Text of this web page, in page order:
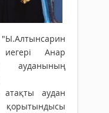
"Ы.Алтынсарин
иегері Анар
ауданының
атақты аудан